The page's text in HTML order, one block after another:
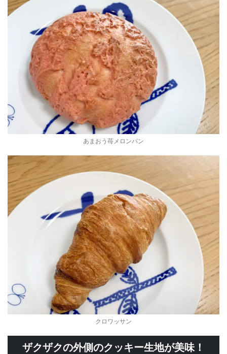
あまおう苺メロンパン
クロワッサン
ザクザクの外側のクッキー生地が美味！